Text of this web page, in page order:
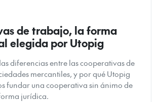
de trabajo, la forma
elegida por Utopig
diferencias entre las cooperativas de
mercantiles, y por qué Utopig
fundar una cooperativa sin ánimo de
jurídica.